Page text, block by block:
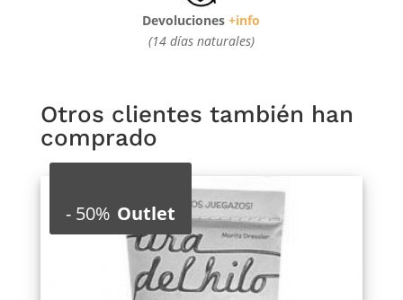
Devoluciones+info
(14 días naturales)
Otros clientes también han
comprado
-50% Outlet